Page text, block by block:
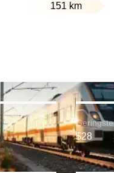
151 km
$28